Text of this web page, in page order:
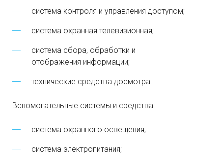
система контроля и управления доступом;
система охранная телевизионная;
система сбора, обработки и
отображения информации;
технические средства досмотра.
Вспомогательные системы и средства:
система охранного освещения;
система электропитания;